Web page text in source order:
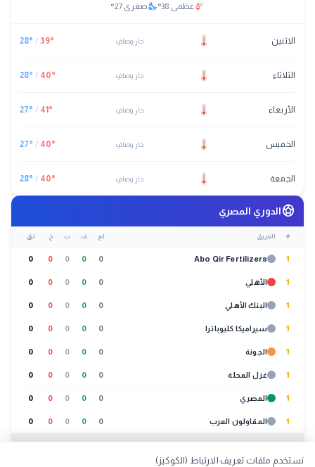
thermostatعظمى 38
°
nights_stayصغرى 27
°
الاثنين حار وصافٍ 39°
/
28°
الثلاثاء حار وصافٍ 40°
/
28°
الأربعاء حار وصافٍ 41°
/
27°
الخميس حار وصافٍ 40°
/
27°
الجمعة حار وصافٍ 40°
/
28°
sports_soccerالدوري المصري
# الفريق لع ف ت خ نق
1
Abo Qir Fertilizers
0
0
0
0
0
1 الأهلي 0
0
0
0
0
1 البنك الأهلي 0
0
0
0
0
1 سيراميكا كليوباترا 0
0
0
0
0
1 الجونة 0
0
0
0
0
1 غزل المحلة 0
0
0
0
0
1 المصري 0
0
0
0
0
1 المقاولون العرب 0
0
0
0
0
نستخدم ملفات تعريف الارتباط (الكوكيز)